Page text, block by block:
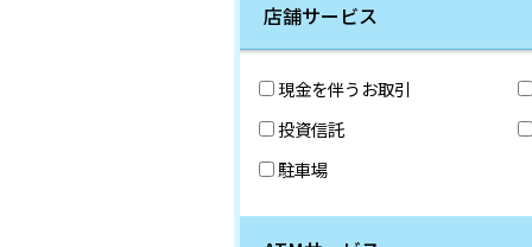
店舗サービス
現金を伴うお取引
投資信託
駐車場